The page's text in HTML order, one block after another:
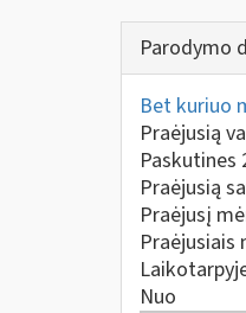
Parodymo
Bet kuriuo
Praėjusią
Paskutines
Praėjusią
Praėjusį
Praėjusiais
Nuo